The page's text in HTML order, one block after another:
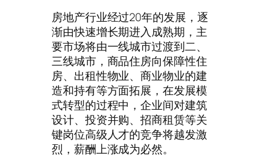
房地产行业经过20年的发展，逐
渐由快速增长期进入成熟期，主
要市场将由一线城市过渡到二、
三线城市，商品住房向保障性住
房、出租性物业、商业物业的建
造和持有等方面拓展，在发展模
式转型的过程中，企业间对建筑
设计、投资并购、招商租赁等关
键岗位高级人才的竞争将越发激
烈，薪酬上涨成为必然。